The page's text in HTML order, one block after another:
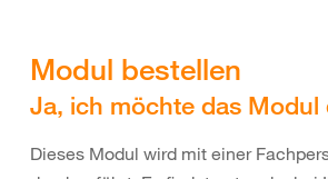
Modul bestellen
Ja, ich möchte das
Dieses Modul wird mit einer